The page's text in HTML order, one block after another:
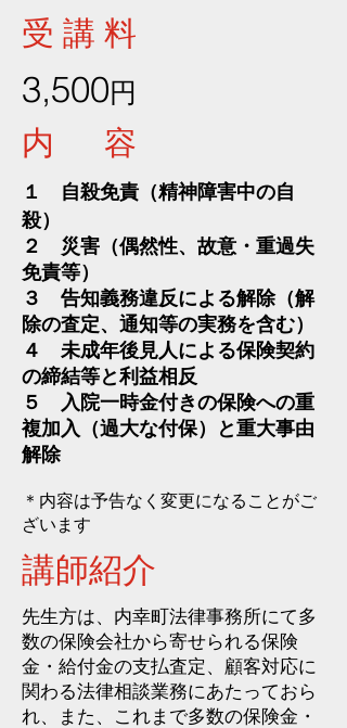
受 講 料
3,500円
内 容
１ 自殺免責（精神障害中の自
殺）
２ 災害（偶然性、故意・重過失
免責等）
３ 告知義務違反による解除（解
除の査定、通知等の実務を含む）
４ 未成年後見人による保険契約
の締結等と利益相反
５ 入院一時金付きの保険への重
複加入（過大な付保）と重大事由
解除
​＊内容は予告なく変更になることがご
ざいます
講師紹介
​先生方は、内幸町法律事務所にて多
数の保険会社から寄せられる保険
金・給付金の支払査定、顧客対応に
関わる法律相談業務にあたっておら
れ、また、これまで多数の保険金・